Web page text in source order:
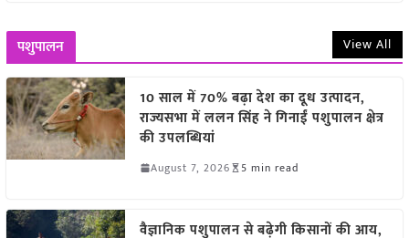
पशुपालन View All
10 साल में 70% बढ़ा देश का दूध उत्पादन,
राज्यसभा में ललन सिंह ने गिनाईं पशुपालन क्षेत्र
की उपलब्धियां
August 7, 2026 5 min read
वैज्ञानिक पशुपालन से बढ़ेगी किसानों की आय,